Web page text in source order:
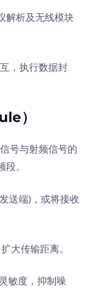
析及无线模块
，执行数据封
）
号与射频信号的
。
送端)，或将接收
大传输距离。
敏度，抑制噪